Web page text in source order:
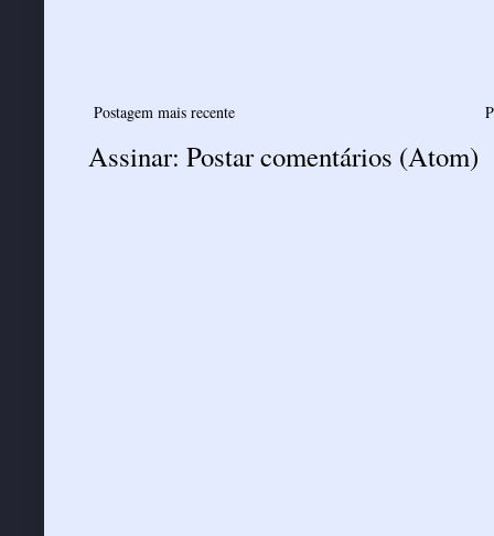
Postagem mais recente
Assinar: Postar comentários (Atom)